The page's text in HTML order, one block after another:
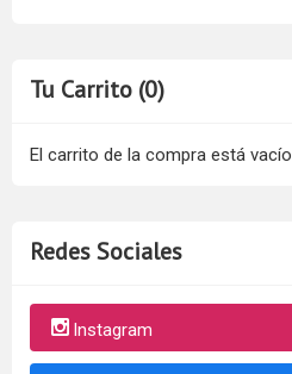
Tu Carrito (0)
El carrito de la compra está vacío
Redes Sociales
Instagram